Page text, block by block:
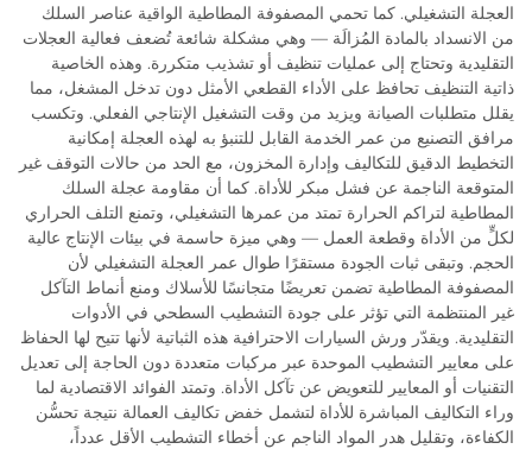
العجلة التشغيلي. كما تحمي المصفوفة المطاطية الواقية عناصر السلك
من الانسداد بالمادة المُزالَة — وهي مشكلة شائعة تُضعف فعالية العجلات
التقليدية وتحتاج إلى عمليات تنظيف أو تشذيب متكررة. وهذه الخاصية
ذاتية التنظيف تحافظ على الأداء القطعي الأمثل دون تدخل المشغل، مما
يقلل متطلبات الصيانة ويزيد من وقت التشغيل الإنتاجي الفعلي. وتكسب
مرافق التصنيع من عمر الخدمة القابل للتنبؤ به لهذه العجلة إمكانية
التخطيط الدقيق للتكاليف وإدارة المخزون، مع الحد من حالات التوقف غير
المتوقعة الناجمة عن فشل مبكر للأداة. كما أن مقاومة عجلة السلك
المطاطية لتراكم الحرارة تمتد من عمرها التشغيلي، وتمنع التلف الحراري
لكلٍّ من الأداة وقطعة العمل — وهي ميزة حاسمة في بيئات الإنتاج عالية
الحجم. وتبقى ثبات الجودة مستقرًا طوال عمر العجلة التشغيلي لأن
المصفوفة المطاطية تضمن تعريضًا متجانسًا للأسلاك ومنع أنماط التآكل
غير المنتظمة التي تؤثر على جودة التشطيب السطحي في الأدوات
التقليدية. ويقدّر ورش السيارات الاحترافية هذه الثباتية لأنها تتيح لها الحفاظ
على معايير التشطيب الموحدة عبر مركبات متعددة دون الحاجة إلى تعديل
التقنيات أو المعايير للتعويض عن تآكل الأداة. وتمتد الفوائد الاقتصادية لما
وراء التكاليف المباشرة للأداة لتشمل خفض تكاليف العمالة نتيجة تحسُّن
الكفاءة، وتقليل هدر المواد الناجم عن أخطاء التشطيب الأقل عدداً،